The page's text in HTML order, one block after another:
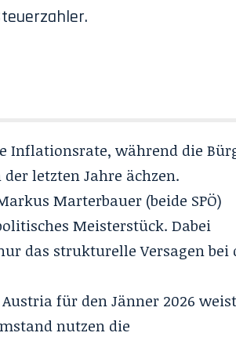
Inflationsrate, während die
letzten Jahre ächzen.
Marterbauer (beide SPÖ)
Meisterstück. Dabei
das strukturelle Versagen bei
für den Jänner 2026 weist
nutzen die